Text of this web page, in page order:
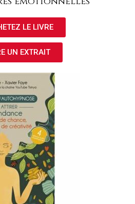
LE LIVRE
UN EXTRAIT